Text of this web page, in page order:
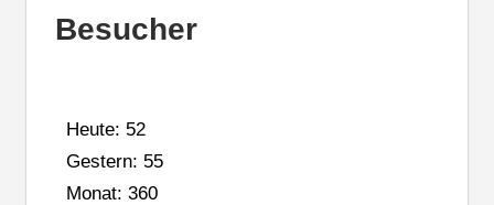
Besucher
Heute: 52
Gestern: 55
Monat: 360